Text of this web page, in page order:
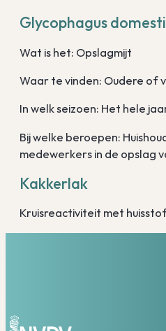
Glycophagus
Wat is het: Opslagmijt
Waar te vinden: Oudere of
In welk seizoen: Het hele
Bij welke beroepen:
medewerkers in de opslag
Kakkerlak
Kruisreactiviteit met